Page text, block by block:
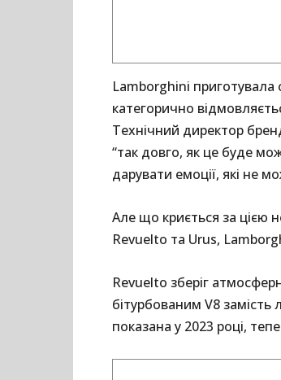
Lamborghini приготувала
категорично
Технічний директор
“так довго, як це буде
дарувати емоції, які не
Але що криється за цією
Revuelto та Urus,
Revuelto зберіг
бітурбованим V8
показана у 2023 році,